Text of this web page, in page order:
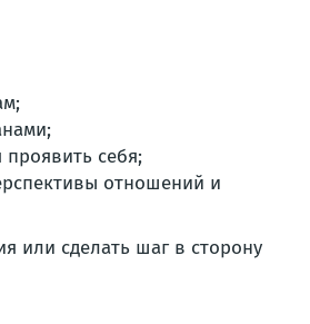
себя;
отношений и
или сделать шаг в сторону